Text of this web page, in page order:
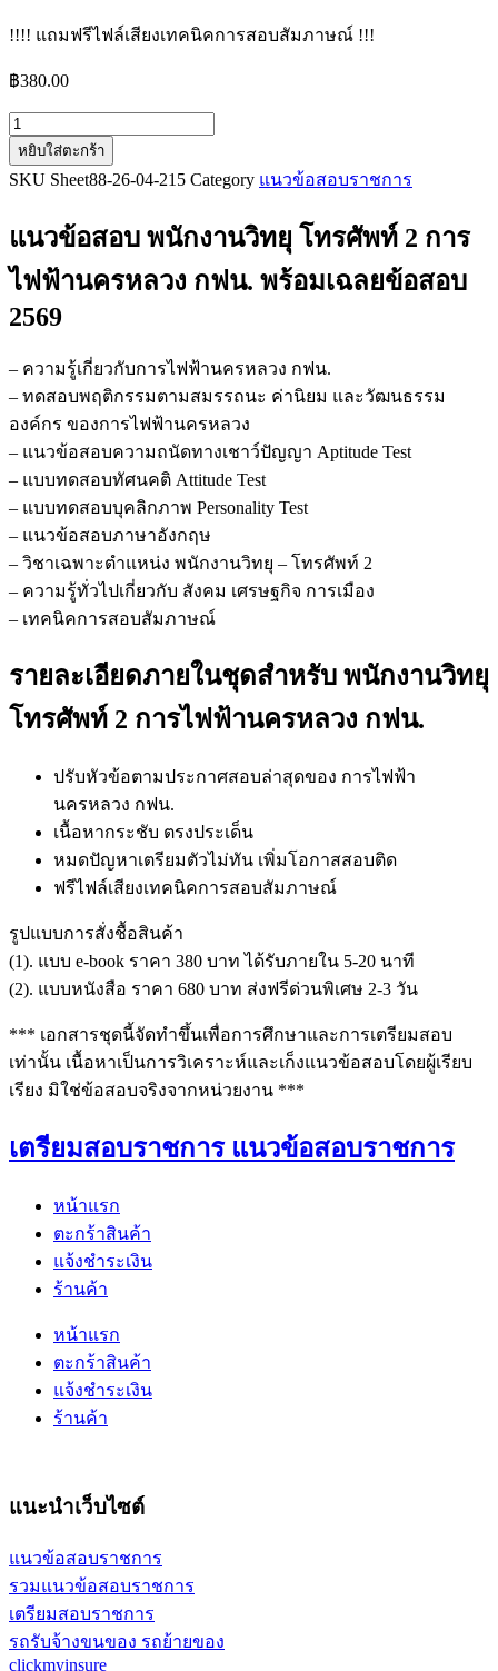
!!!! แถมฟรีไฟล์เสียงเทคนิคการสอบสัมภาษณ์ !!!
฿380.00
จำนวน
แนว
ข้อสอบ
วิทยุ
โทรศัพท์
2
การ
นครหลวง
กฟน.
ชิ้น
หยิบใส่ตะกร้า
SKU Sheet88-26-04-215 Category แนวข้อสอบราชการ
แนวข้อสอบ พนักงานวิทยุ โทรศัพท์ 2 การ
ไฟฟ้านครหลวง กฟน. พร้อมเฉลยข้อสอบ
2569
– ความรู้เกี่ยวกับการไฟฟ้านครหลวง กฟน.
– ทดสอบพฤติกรรมตามสมรรถนะ ค่านิยม และวัฒนธรรม
องค์กร ของการไฟฟ้านครหลวง
– แนวข้อสอบความถนัดทางเชาว์ปัญญา Aptitude Test
– แบบทดสอบทัศนคติ Attitude Test
– แบบทดสอบบุคลิกภาพ Personality Test
– แนวข้อสอบภาษาอังกฤษ
– วิชาเฉพาะตำแหน่ง พนักงานวิทยุ – โทรศัพท์ 2
– ความรู้ทั่วไปเกี่ยวกับ สังคม เศรษฐกิจ การเมือง
– เทคนิคการสอบสัมภาษณ์
รายละเอียดภายในชุดสำหรับ พนักงานวิทยุ
โทรศัพท์ 2 การไฟฟ้านครหลวง กฟน.
ปรับหัวข้อตามประกาศสอบล่าสุดของ การไฟฟ้า
นครหลวง กฟน.
เนื้อหากระชับ ตรงประเด็น
หมดปัญหาเตรียมตัวไม่ทัน เพิ่มโอกาสสอบติด
ฟรีไฟล์เสียงเทคนิคการสอบสัมภาษณ์
รูปแบบการสั่งชื้อสินค้า
(1). แบบ e-book ราคา 380 บาท ได้รับภายใน 5-20 นาที
(2). แบบหนังสือ ราคา 680 บาท ส่งฟรีด่วนพิเศษ 2-3 วัน
*** เอกสารชุดนี้จัดทำขึ้นเพื่อการศึกษาและการเตรียมสอบ
เท่านั้น เนื้อหาเป็นการวิเคราะห์และเก็งแนวข้อสอบโดยผู้เรียบ
เรียง มิใช่ข้อสอบจริงจากหน่วยงาน ***
เตรียมสอบราชการ แนวข้อสอบราชการ
หน้าแรก
ตะกร้าสินค้า
แจ้งชำระเงิน
ร้านค้า
หน้าแรก
ตะกร้าสินค้า
แจ้งชำระเงิน
ร้านค้า
แนะนำเว็บไซต์
แนวข้อสอบราชการ
รวมแนวข้อสอบราชการ
เตรียมสอบราชการ
รถรับจ้างขนของ รถย้ายของ
clickmyinsure